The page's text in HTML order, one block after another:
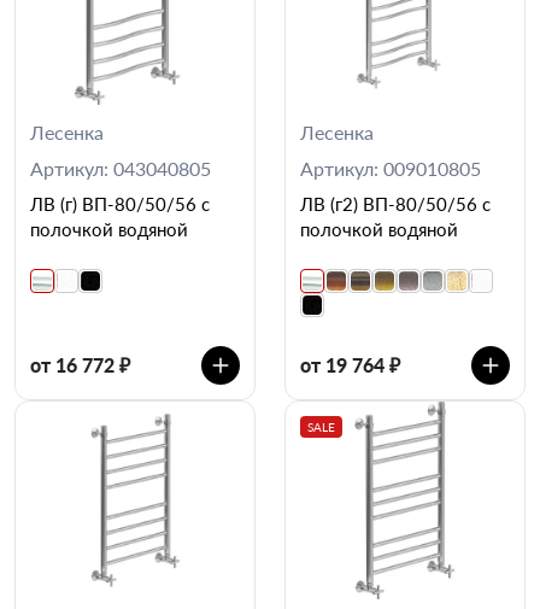
Лесенка
Артикул: 043040805
ЛВ (г) ВП-80/50/56 с
полочкой водяной
от 16 772 ₽
Лесенка
Артикул: 009010805
ЛВ (г2) ВП-80/50/56 с
полочкой водяной
от 19 764 ₽
SALE